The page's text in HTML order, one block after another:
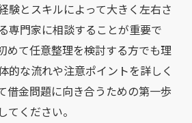
験とスキルによって大きく左右さ
専門家に相談することが重要で
めて任意整理を検討する方でも理
的な流れや注意ポイントを詳しく
借金問題に向き合うための第一歩
てください。